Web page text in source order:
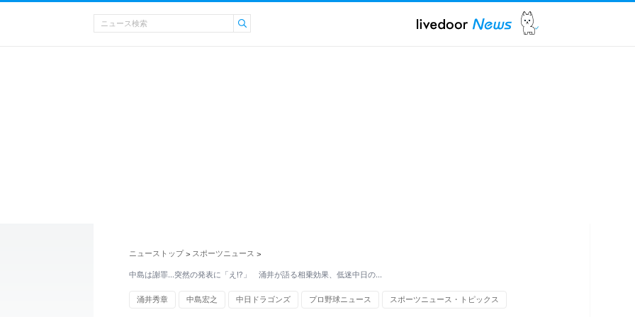
ニューストップ > スポーツニュース >
中島は謝罪…突然の発表に「え!?」 涌井が語る相乗効果、低迷中日の…
涌井秀章 中島宏之 中日ドラゴンズ プロ野球ニュース スポーツニュース・トピックス